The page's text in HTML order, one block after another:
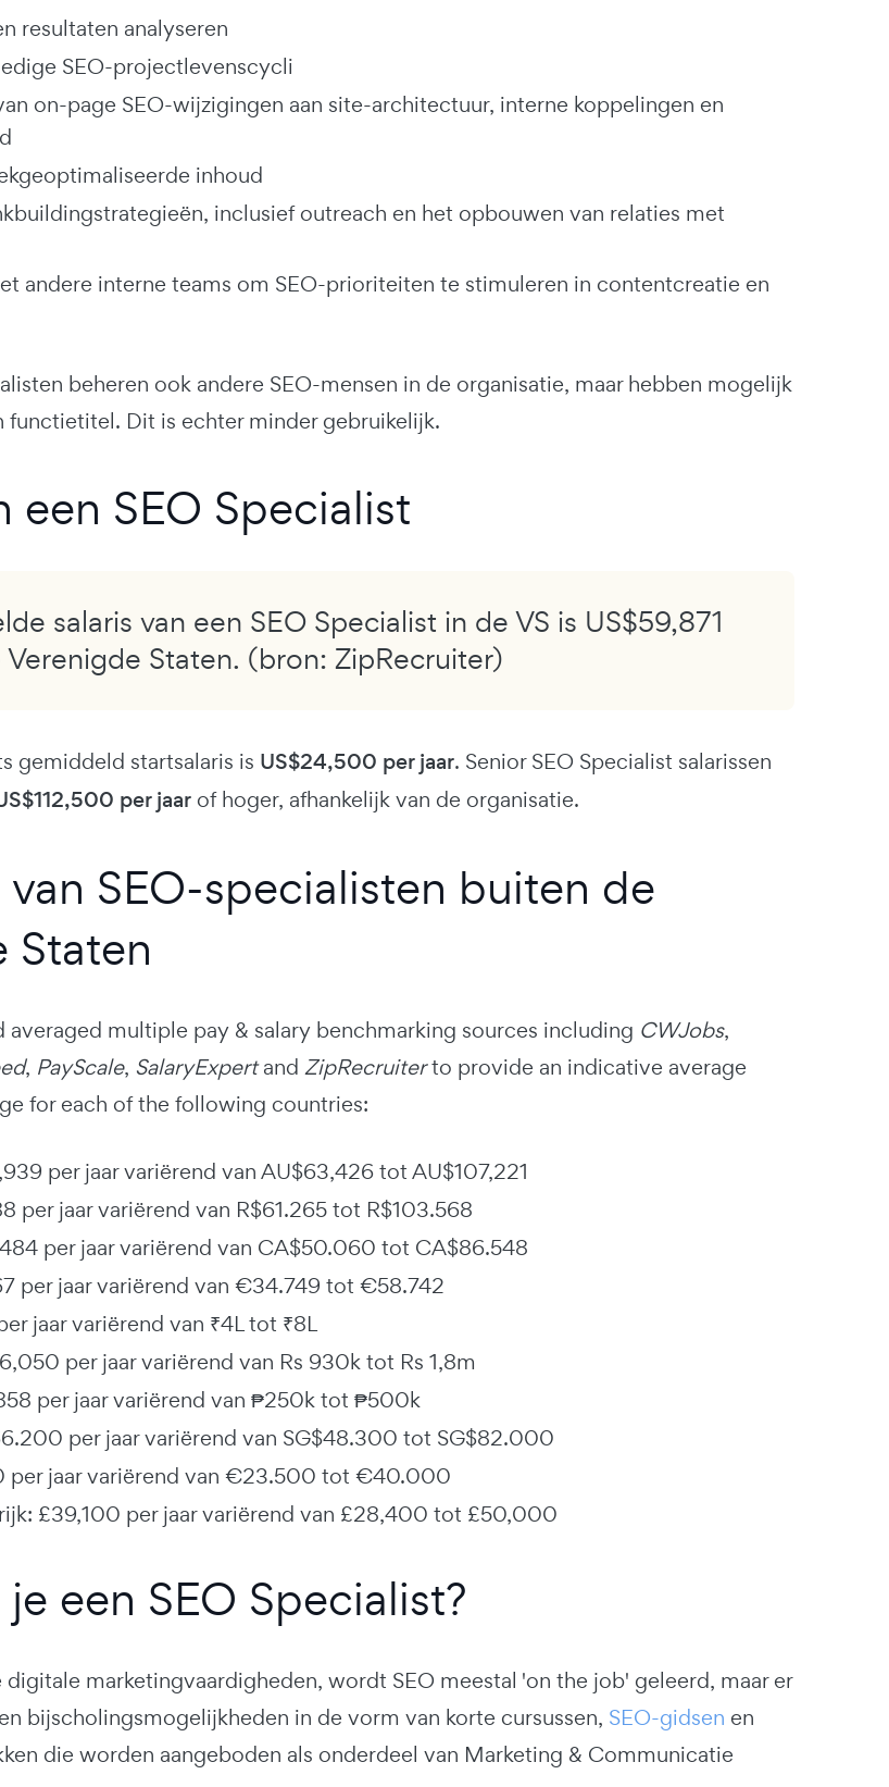
resultaten analyseren
SEO-projectlevenscycli
on-page SEO-wijzigingen aan site-architectuur, interne koppelingen en
inhoud
inclusief outreach en het opbouwen van relaties met
andere interne teams om SEO-prioriteiten te stimuleren in contentcreatie en
beheren ook andere SEO-mensen in de organisatie, maar hebben mogelijk
functietitel. Dit is echter minder gebruikelijk.
een SEO Specialist
salaris van een SEO Specialist in de VS is US$59,871
Verenigde Staten. (bron: ZipRecruiter)
gemiddeld startsalaris is US$24,500 per jaar. Senior SEO Specialist salarissen
per jaar of hoger, afhankelijk van de organisatie.
van SEO-specialisten buiten de
Staten
averaged multiple pay & salary benchmarking sources including CWJobs,
, PayScale, SalaryExpertand ZipRecruiterto provide an indicative average
for each of the following countries:
per jaar variërend van AU$63,426 tot AU$107,221
per jaar variërend van R$61.265 tot R$103.568
per jaar variërend van CA$50.060 tot CA$86.548
per jaar variërend van €34.749 tot €58.742
jaar variërend van ₹4L tot ₹8L
per jaar variërend van Rs 930k tot Rs 1,8m
per jaar variërend van ₱250k tot ₱500k
per jaar variërend van SG$48.300 tot SG$82.000
per jaar variërend van €23.500 tot €40.000
£39,100 per jaar variërend van £28,400 tot £50,000
een SEO Specialist?
marketingvaardigheden, wordt SEO meestal 'on the job' geleerd, maar er
bijscholingsmogelijkheden in de vorm van korte cursussen, SEO-gidsen en
die worden aangeboden als onderdeel van Marketing & Communicatie